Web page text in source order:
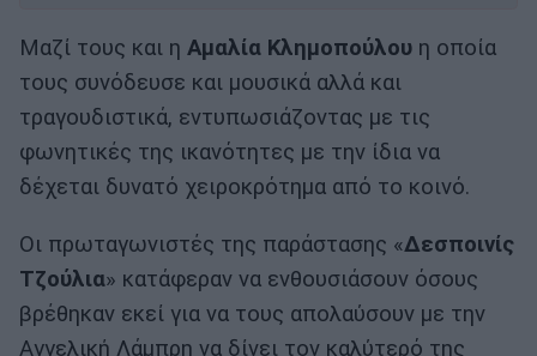
Μαζί τους και η Αμαλία Κλημοπούλου η οποία
τους συνόδευσε και μουσικά αλλά και
τραγουδιστικά, εντυπωσιάζοντας με τις
φωνητικές της ικανότητες με την ίδια να
δέχεται δυνατό χειροκρότημα από το κοινό.
Οι πρωταγωνιστές της παράστασης «Δεσποινίς
Τζούλια» κατάφεραν να ενθουσιάσουν όσους
βρέθηκαν εκεί για να τους απολαύσουν με την
Αγγελική Λάμπρη να δίνει τον καλύτερό της